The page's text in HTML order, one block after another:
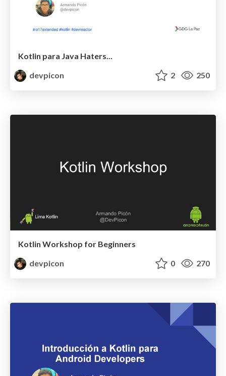
Kotlin para Java Haters...
devpicon
2 250
Kotlin Workshop for Beginners
devpicon
0 270